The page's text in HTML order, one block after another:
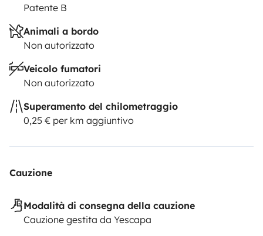
Patente B
Animali a bordo
Non autorizzato
Veicolo fumatori
Non autorizzato
Superamento del chilometraggio
0,25 € per km aggiuntivo
Cauzione
Modalità di consegna della cauzione
Cauzione gestita da Yescapa